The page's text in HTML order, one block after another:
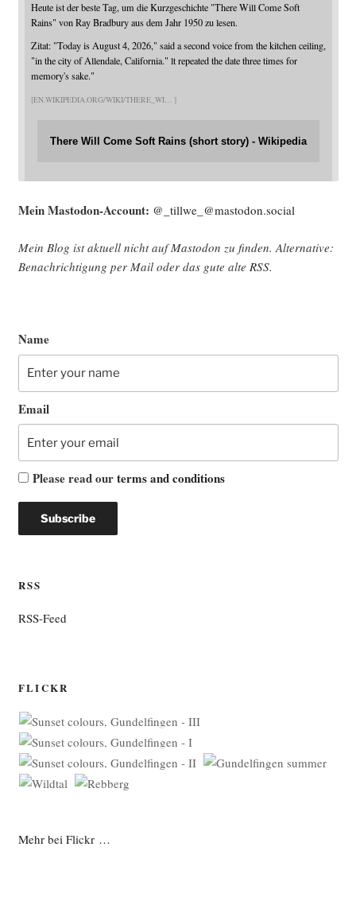
Heute ist der beste Tag, um die Kurzgeschichte "There Will Come Soft
Rains" von Ray Bradbury aus dem Jahr 1950 zu lesen.
Zitat: "Today is August 4, 2026," said a second voice from the kitchen ceiling,
"in the city of Allendale, California." lt repeated the date three times for
memory's sake."
EN.WIKIPEDIA.ORG/WIKI/THERE_WI
There Will Come Soft Rains (short story) - Wikipedia
Mein Mast­o­don-Account: @_tillwe_@mastodon.social
Mein Blog ist aktu­ell nicht auf Mast­o­don zu fin­den. Alter­na­ti­ve:
Benach­rich­ti­gung per Mail oder das gute alte RSS.
Name
Email
Please read ourterms and conditions
RSS
RSS-Feed
FLICKR
Mehr bei Flickr …